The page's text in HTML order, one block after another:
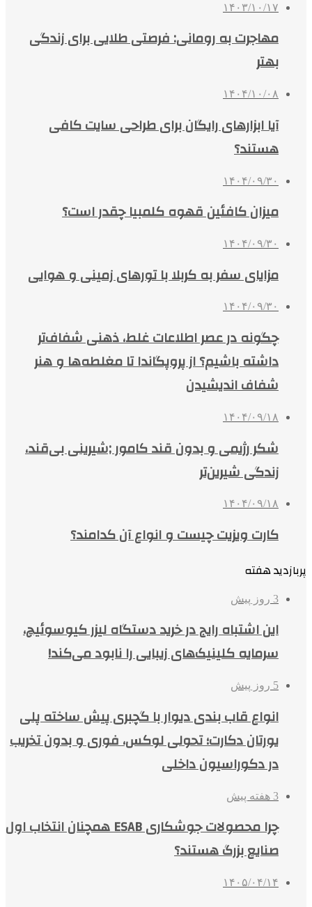
۱۴۰۳/۱۰/۱۷
مهاجرت به رومانی: فرصتی طلایی برای زندگی
بهتر
۱۴۰۴/۱۰/۰۸
آیا ابزارهای رایگان برای طراحی سایت کافی
هستند؟
۱۴۰۴/۰۹/۳۰
میزان کافئین قهوه کلمبیا چقدر است؟
۱۴۰۴/۰۹/۳۰
مزایای سفر به کربلا با تورهای زمینی و هوایی
۱۴۰۴/۰۹/۳۰
چگونه در عصر اطلاعات غلط، ذهنی شفاف‌تر
داشته باشیم؟ از پروپگاندا تا مغلطه‌ها و هنر
شفاف اندیشیدن
۱۴۰۴/۰۹/۱۸
شکر رژیمی و بدون قند کامور ;شیرینی بی‌قند،
زندگی شیرین‌تر
۱۴۰۴/۰۹/۱۸
کارت ویزیت چیست و انواع آن کدامند؟
پربازدید هفته
3 روز پیش
این اشتباه رایج در خرید دستگاه لیزر کیوسوئیچ،
سرمایه کلینیک‌های زیبایی را نابود می‌کند!
5 روز پیش
انواع قاب بندی دیوار با گچبری پیش ساخته پلی
یورتان دکارت؛ تحولی لوکس، فوری و بدون تخریب
در دکوراسیون داخلی
3 هفته پیش
چرا محصولات جوشکاری ESAB همچنان انتخاب اول
صنایع بزرگ هستند؟
۱۴۰۵/۰۴/۱۴